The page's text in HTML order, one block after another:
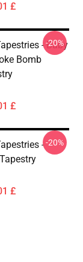
£
- Baby
Bomb
£
-20%
-
£
-20%